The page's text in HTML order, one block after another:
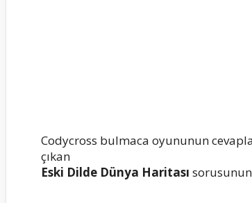
Codycross bulmaca oyununun
çıkan
Eski Dilde Dünya Haritası sorusunun